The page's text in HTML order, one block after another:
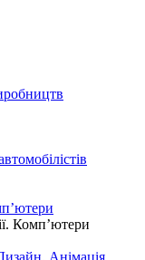
Комп’ютери
Анімація